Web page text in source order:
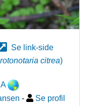
Se link-side
citrea)
- Se profil